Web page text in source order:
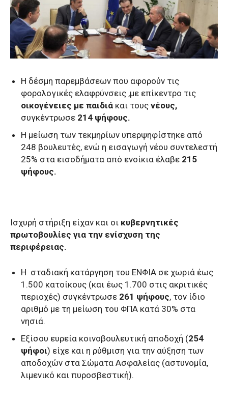
Η δέσμη παρεμβάσεων που αφορούν τις
φορολογικές ελαφρύνσεις ,με επίκεντρο τις
οικογένειες με παιδιά και τους νέους,
συγκέντρωσε 214 ψήφους.
Η μείωση των τεκμηρίων υπερψηφίστηκε από
248 βουλευτές, ενώ η εισαγωγή νέου συντελεστή
25% στα εισοδήματα από ενοίκια έλαβε 215
ψήφους.
Ισχυρή στήριξη είχαν και οι κυβερνητικές
πρωτοβουλίες για την ενίσχυση της
περιφέρειας.
Η σταδιακή κατάργηση του ΕΝΦΙΑ σε χωριά έως
1.500 κατοίκους (και έως 1.700 στις ακριτικές
περιοχές) συγκέντρωσε 261 ψήφους, τον ίδιο
αριθμό με τη μείωση του ΦΠΑ κατά 30% στα
νησιά.
Εξίσου ευρεία κοινοβουλευτική αποδοχή (254
ψήφοι) είχε και η ρύθμιση για την αύξηση των
αποδοχών στα Σώματα Ασφαλείας (αστυνομία,
λιμενικό και πυροσβεστική).